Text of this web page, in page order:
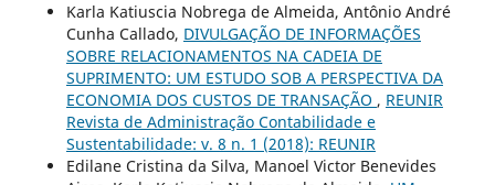
Karla Katiuscia Nobrega de Almeida, Antônio André
Cunha Callado, DIVULGAÇÃO DE INFORMAÇÕES
SOBRE RELACIONAMENTOS NA CADEIA DE
SUPRIMENTO: UM ESTUDO SOB A PERSPECTIVA DA
ECONOMIA DOS CUSTOS DE TRANSAÇÃO , REUNIR
Revista de Administração Contabilidade e
Sustentabilidade: v. 8 n. 1 (2018): REUNIR
Edilane Cristina da Silva, Manoel Victor Benevides